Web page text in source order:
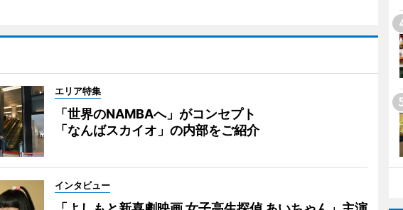
エリア特集
「世界のNAMBAへ」がコンセプト
「なんばスカイオ」の内部をご紹介
インタビュー